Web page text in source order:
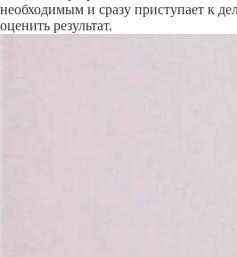
необходимым и сразу приступает к
оценить результат.